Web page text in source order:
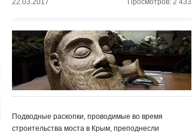
22.03.2017 Просмотров: 2 433
Подводные раскопки, проводимые во время
строительства моста в Крым, преподнесли